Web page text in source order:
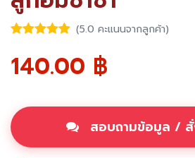
(5.0 คะแนนจากลูกค้า)
140.00 ฿
สอบถามข้อมูล /